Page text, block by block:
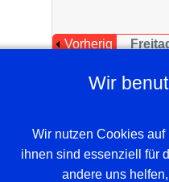
Vorherig
Es wurden
Wir
Wir nutzen Cookies
ihnen sind essenziell für
andere uns